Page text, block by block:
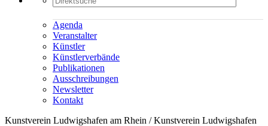
Agenda
Veranstalter
Künstler
Künstlerverbände
Publikationen
Ausschreibungen
Newsletter
Kontakt
Kunstverein Ludwigshafen am Rhein / Kunstverein Ludwigshafen